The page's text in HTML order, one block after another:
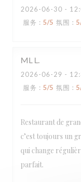
2026-06-30 -
服务 : 5/5 氛围 : 5
ML L
2026-06-29 -
服务 : 5/5 氛围 : 5
Restaurant de
c’est toujours un
qui change
parfait.